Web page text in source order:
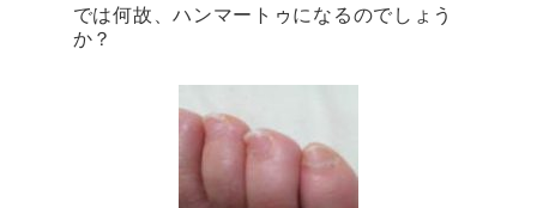
では何故、ハンマートゥになるのでしょう
か？